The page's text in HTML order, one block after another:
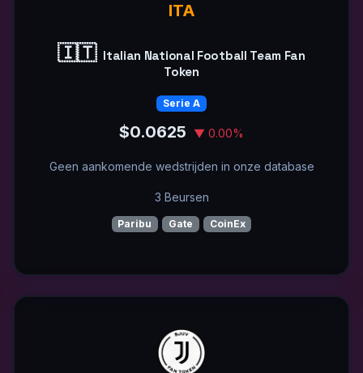
ITA
🇮🇹 Italian National Football Team Fan
Token
Serie A
$0.0625 ▼ 0.00%
Geen aankomende wedstrijden in onze database
3 Beursen
Paribu Gate CoinEx